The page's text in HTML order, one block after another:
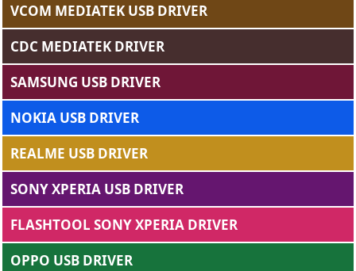
VCOM MEDIATEK USB DRIVER
CDC MEDIATEK DRIVER
SAMSUNG USB DRIVER
NOKIA USB DRIVER
REALME USB DRIVER
SONY XPERIA USB DRIVER
FLASHTOOL SONY XPERIA DRIVER
OPPO USB DRIVER